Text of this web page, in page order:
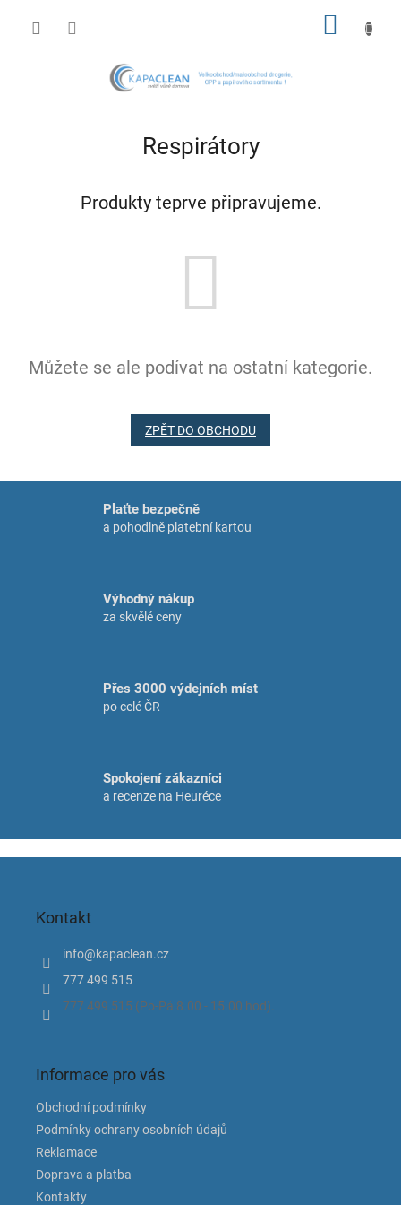
Respirátory
Produkty teprve připravujeme.
Můžete se ale podívat na ostatní kategorie.
ZPĚT DO OBCHODU
Plaťte bezpečně
a pohodlně platební kartou
Výhodný nákup
za skvělé ceny
Přes 3000 výdejních míst
po celé ČR
Spokojení zákazníci
a recenze na Heuréce
Kontakt
info@kapaclean.cz
777 499 515
777 499 515 (Po-Pá 8.00 - 15.00 hod).
Informace pro vás
Obchodní podmínky
Podmínky ochrany osobních údajů
Reklamace
Doprava a platba
Kontakty